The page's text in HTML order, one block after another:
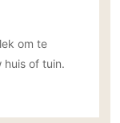
om te
huis of tuin.